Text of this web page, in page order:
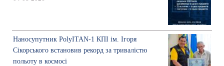
Наносупутник PolyITAN-1 КПІ ім. Ігоря
Сікорського встановив рекорд за тривалістю
польоту в космосі